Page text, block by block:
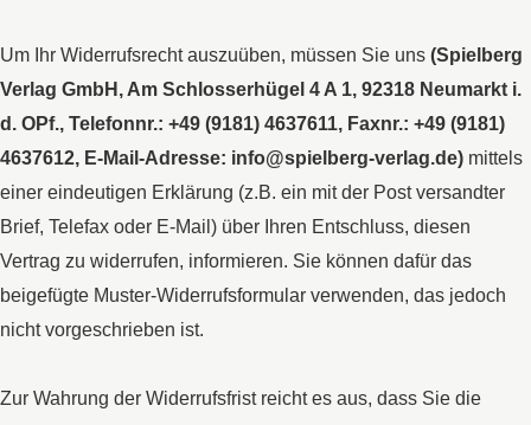
Um Ihr Widerrufsrecht auszuüben, müssen Sie uns (Spielberg
Verlag GmbH, Am Schlosserhügel 4 A 1, 92318 Neumarkt i.
d. OPf., Telefonnr.: +49 (9181) 4637611, Faxnr.: +49 (9181)
4637612, E-Mail-Adresse: info@spielberg-verlag.de) mittels
einer eindeutigen Erklärung (z.B. ein mit der Post versandter
Brief, Telefax oder E-Mail) über Ihren Entschluss, diesen
Vertrag zu widerrufen, informieren. Sie können dafür das
beigefügte Muster-Widerrufsformular verwenden, das jedoch
nicht vorgeschrieben ist.
Zur Wahrung der Widerrufsfrist reicht es aus, dass Sie die